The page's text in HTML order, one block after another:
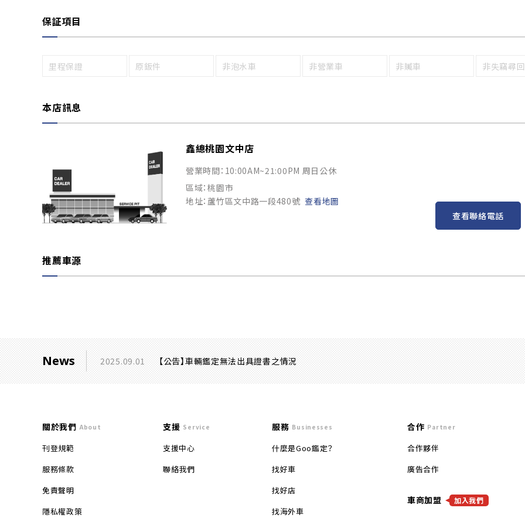
保証項目
里程保證 原鈑件 非泡水車 非營業車 非贓車 非失竊尋
本店訊息
鑫總桃園文中店
營業時間：10:00AM~21:00PM 周日公休
區域：桃園市
地址：蘆竹區文中路一段480號 查看地圖
查看聯絡電話
推薦車源
News 2025.09.01 【公告】車輛鑑定無法出具證書之情況
關於我們 About
刊登規範
服務條款
免責聲明
隱私權政策
支援 Service
支援中心
聯絡我們
服務 Businesses
什麼是Goo鑑定？
找好車
找好店
找海外車
合作 Partner
合作夥伴
廣告合作
車商加盟 加入我們